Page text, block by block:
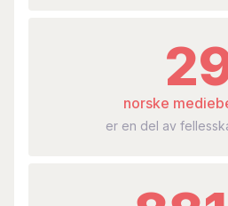
norske
er en del av